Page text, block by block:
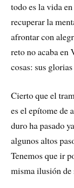
todo es la vida
recuperar la
afrontar con
reto no acaba
cosas: sus
Cierto que el
es el epítome de
duro ha pasado
algunos altos
Tenemos que ir
misma ilusión de